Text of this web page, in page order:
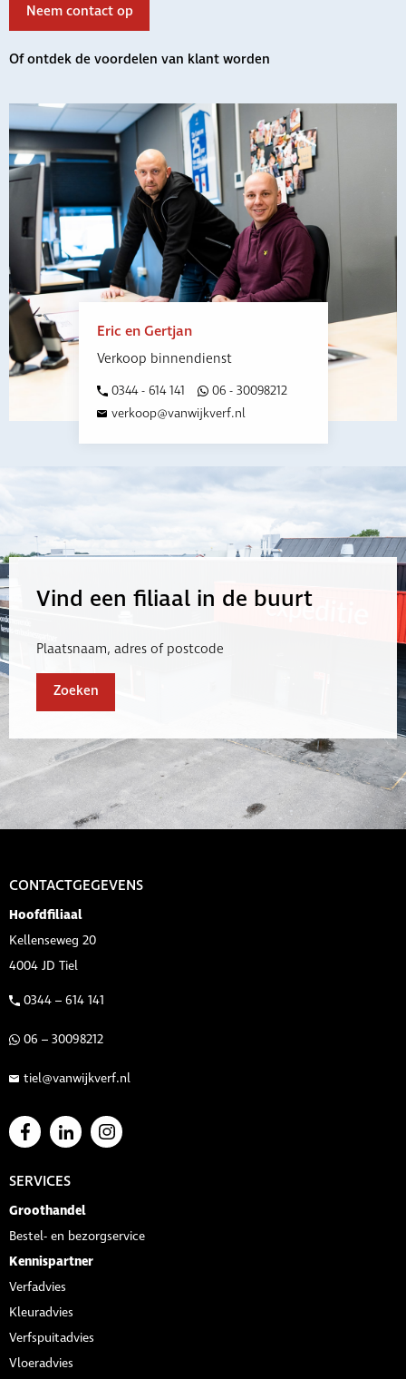
Neem contact op
Of ontdek de voordelen van klant worden
Eric en Gertjan
Verkoop binnendienst
0344 - 614 141
06 - 30098212
verkoop@vanwijkverf.nl
Vind een filiaal in de buurt
Plaatsnaam, adres of postcode
Zoeken
CONTACTGEGEVENS
Hoofdfiliaal
Kellenseweg 20
4004 JD Tiel
0344 – 614 141
06 – 30098212
tiel@vanwijkverf.nl
SERVICES
Groothandel
Bestel- en bezorgservice
Kennispartner
Verfadvies
Kleuradvies
Verfspuitadvies
Vloeradvies